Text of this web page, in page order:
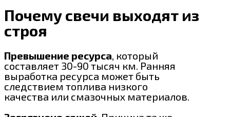
Почему свечи выходят из
строя
Превышение ресурса, который
составляет 30-90 тысяч км. Ранняя
выработка ресурса может быть
следствием топлива низкого
качества или смазочных материалов.